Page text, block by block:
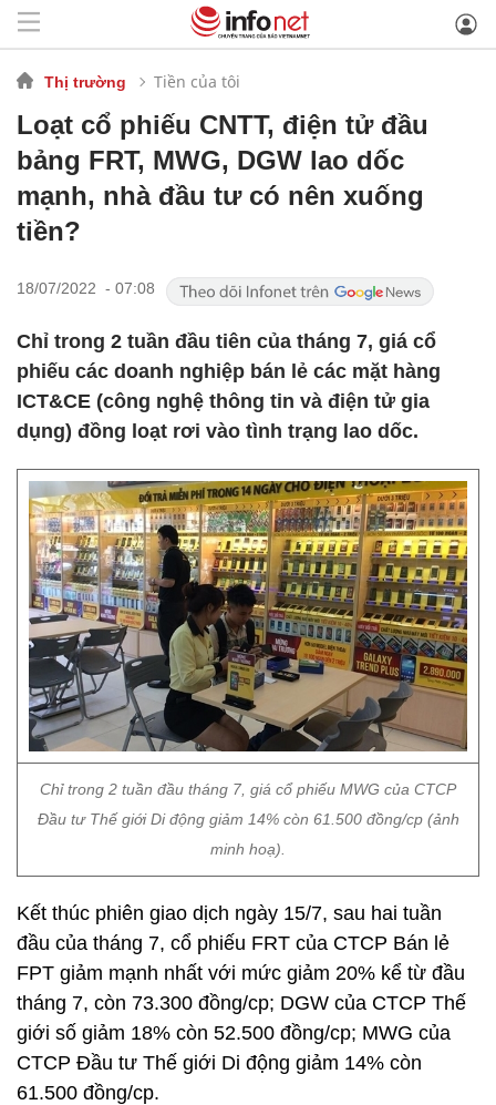
Thị trường Tiền của tôi
Loạt cổ phiếu CNTT, điện tử đầu
bảng FRT, MWG, DGW lao dốc
mạnh, nhà đầu tư có nên xuống
tiền?
18/07/2022 - 07:08
Chỉ trong 2 tuần đầu tiên của tháng 7, giá cổ
phiếu các doanh nghiệp bán lẻ các mặt hàng
ICT&CE (công nghệ thông tin và điện tử gia
dụng) đồng loạt rơi vào tình trạng lao dốc.
Chỉ trong 2 tuần đầu tháng 7, giá cổ phiếu MWG của CTCP
Đầu tư Thế giới Di động giảm 14% còn 61.500 đồng/cp (ảnh
minh hoạ).
Kết thúc phiên giao dịch ngày 15/7, sau hai tuần
đầu của tháng 7, cổ phiếu FRT của CTCP Bán lẻ
FPT giảm mạnh nhất với mức giảm 20% kể từ đầu
tháng 7, còn 73.300 đồng/cp; DGW của CTCP Thế
giới số giảm 18% còn 52.500 đồng/cp; MWG của
CTCP Đầu tư Thế giới Di động giảm 14% còn
61.500 đồng/cp.